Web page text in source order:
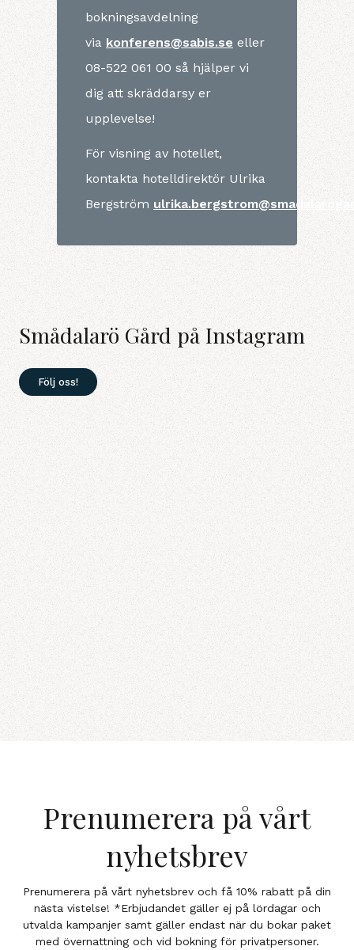
bokningsavdelning
via konferens@sabis.se eller
08-522 061 00 så hjälper vi
dig att skräddarsy er
upplevelse!
För visning av hotellet,
kontakta hotelldirektör Ulrika
Bergström
Smådalarö Gård på Instagram
Följ oss!
Prenumerera på vårt
nyhetsbrev
Prenumerera på vårt nyhetsbrev och få 10% rabatt på din
nästa vistelse! *Erbjudandet gäller ej på lördagar och
utvalda kampanjer samt gäller endast när du bokar paket
med övernattning och vid bokning för privatpersoner.